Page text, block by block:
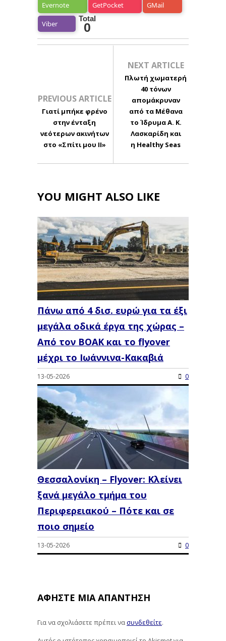
Evernote GetPocket GMail
Viber
Total
0
PREVIOUS ARTICLE
Γιατί μπήκε φρένο
στην ένταξη
νεότερων ακινήτων
στο «Σπίτι μου ΙΙ»
NEXT ARTICLE
Πλωτή χωματερή
40 τόνων
απομάκρυναν
από τα Μέθανα
το Ίδρυμα Α. Κ.
Λασκαρίδη και
η Healthy Seas
YOU MIGHT ALSO LIKE
Πάνω από 4 δισ. ευρώ για τα έξι
μεγάλα οδικά έργα της χώρας –
Από τον ΒΟΑΚ και το flyover
μέχρι το Ιωάννινα-Κακαβιά
13-05-2026 0
Θεσσαλονίκη – Flyover: Κλείνει
ξανά μεγάλο τμήμα του
Περιφερειακού – Πότε και σε
ποιο σημείο
13-05-2026 0
ΑΦΉΣΤΕ ΜΙΑ ΑΠΆΝΤΗΣΗ
Για να σχολιάσετε πρέπει νασυνδεθείτε.